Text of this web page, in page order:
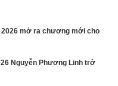
2026 mở ra chương mới cho
Nguyễn Phương Linh trở